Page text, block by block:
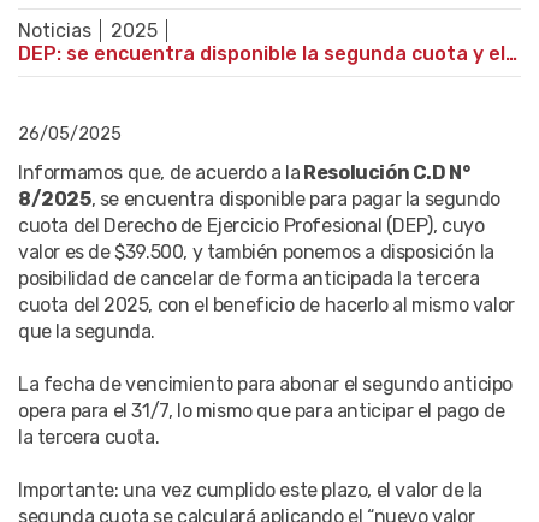
Noticias
2025
DEP: se encuentra disponible la segunda cuota y el pago anticipado de la tercera
26/05/2025
Informamos que, de acuerdo a la Resolución C.D N°
8/2025, se encuentra disponible para pagar la segundo
cuota del Derecho de Ejercicio Profesional (DEP), cuyo
valor es de $39.500, y también ponemos a disposición la
posibilidad de cancelar de forma anticipada la tercera
cuota del 2025, con el beneficio de hacerlo al mismo valor
que la segunda.
La fecha de vencimiento para abonar el segundo anticipo
opera para el 31/7, lo mismo que para anticipar el pago de
la tercera cuota.
Importante: una vez cumplido este plazo, el valor de la
segunda cuota se calculará aplicando el “nuevo valor